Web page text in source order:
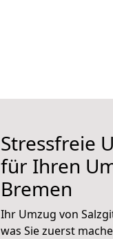
Stressfreie
für Ihren
Bremen
Ihr Umzug von
was Sie zuerst